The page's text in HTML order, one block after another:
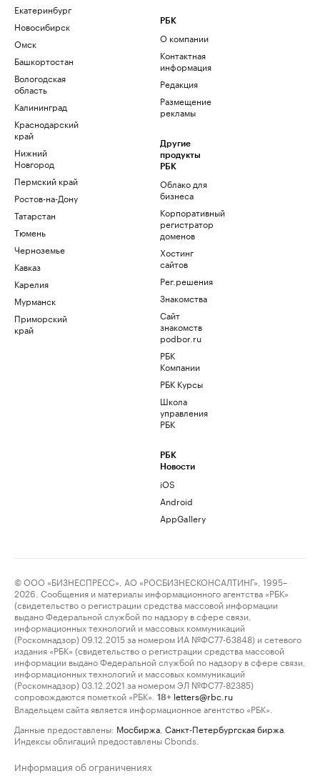
Екатеринбург
Новосибирск
Омск
Башкортостан
Вологодская
область
Калининград
Краснодарский
край
Нижний
Новгород
Пермский край
Ростов-на-Дону
Татарстан
Тюмень
Черноземье
Кавказ
Карелия
Мурманск
Приморский
край
РБК
О компании
Контактная
информация
Редакция
Размещение
рекламы
Другие
продукты
РБК
Облако для
бизнеса
Корпоративный
регистратор
доменов
Хостинг
сайтов
Рег.решения
Знакомства
Сайт
знакомств
podbor.ru
РБК
Компании
РБК Курсы
Школа
управления
РБК
РБК
Новости
iOS
Android
AppGallery
© ООО «БИЗНЕСПРЕСС», АО «РОСБИЗНЕСКОНСАЛТИНГ», 1995–
2026. Сообщения и материалы информационного агентства «РБК»
(свидетельство о регистрации средства массовой информации
выдано Федеральной службой по надзору в сфере связи,
информационных технологий и массовых коммуникаций
(Роскомнадзор) 09.12.2015 за номером ИА №ФС77-63848) и сетевого
издания «РБК» (свидетельство о регистрации средства массовой
информации выдано Федеральной службой по надзору в сфере связи,
информационных технологий и массовых коммуникаций
(Роскомнадзор) 03.12.2021 за номером ЭЛ №ФС77-82385)
сопровождаются пометкой «РБК».
18+ letters@rbc.ru
Владельцем сайта является информационное агентство «РБК».
Данные предоставлены: Мосбиржа Санкт-Петербургская биржа
Индексы облигаций предоставлены Cbonds.
Информация об ограничениях